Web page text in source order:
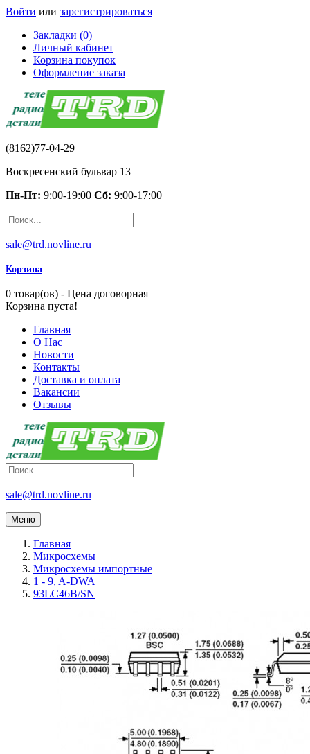
Войти или зарегистрироваться
Закладки (0)
Личный кабинет
Корзина покупок
Оформление заказа
(8162)77-04-29
Воскресенский бульвар 13
Пн-Пт: 9:00-19:00 Сб: 9:00-17:00
sale@trd.novline.ru
Корзина
0 товар(ов) - Цена договорная
Корзина пуста!
Главная
О Нас
Новости
Контакты
Доставка и оплата
Вакансии
Отзывы
sale@trd.novline.ru
Меню
Главная
Микросхемы
Микросхемы импортные
1 - 9, A-DWA
93LC46B/SN